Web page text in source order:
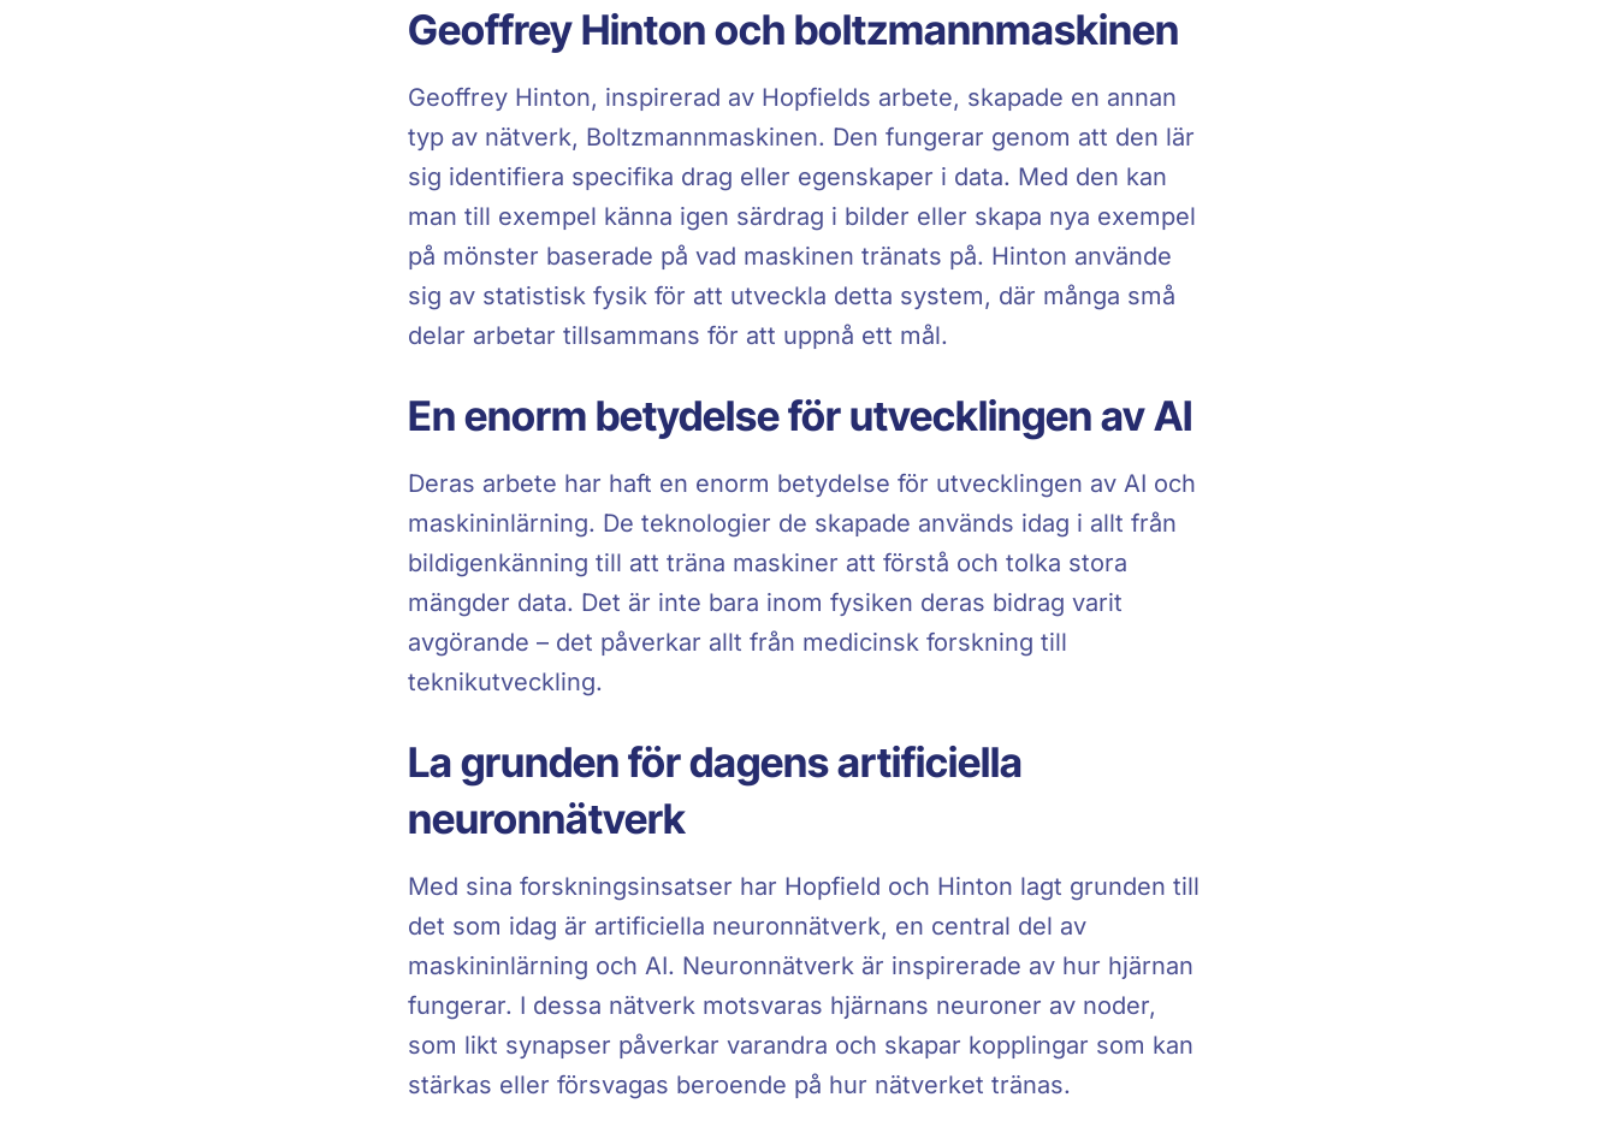
Geoffrey Hinton och boltzmannmaskinen
Geoffrey Hinton, inspirerad av Hopfields arbete, skapade en annan
typ av nätverk, Boltzmannmaskinen. Den fungerar genom att den lär
sig identifiera specifika drag eller egenskaper i data. Med den kan
man till exempel känna igen särdrag i bilder eller skapa nya exempel
på mönster baserade på vad maskinen tränats på. Hinton använde
sig av statistisk fysik för att utveckla detta system, där många små
delar arbetar tillsammans för att uppnå ett mål.
En enorm betydelse för utvecklingen av AI
Deras arbete har haft en enorm betydelse för utvecklingen av AI och
maskininlärning. De teknologier de skapade används idag i allt från
bildigenkänning till att träna maskiner att förstå och tolka stora
mängder data. Det är inte bara inom fysiken deras bidrag varit
avgörande – det påverkar allt från medicinsk forskning till
teknikutveckling.
La grunden för dagens artificiella
neuronnätverk
Med sina forskningsinsatser har Hopfield och Hinton lagt grunden till
det som idag är artificiella neuronnätverk, en central del av
maskininlärning och AI. Neuronnätverk är inspirerade av hur hjärnan
fungerar. I dessa nätverk motsvaras hjärnans neuroner av noder,
som likt synapser påverkar varandra och skapar kopplingar som kan
stärkas eller försvagas beroende på hur nätverket tränas.